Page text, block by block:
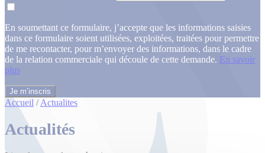
En soumettant ce formulaire, j’accepte que les informations saisies
dans ce formulaire soient utilisées, exploitées, traitées pour permettre
de me recontacter, pour m’envoyer des informations, dans le cadre
de la relation commerciale qui découle de cette demande. En savoir
plus
Accueil / Actualites
Actualités